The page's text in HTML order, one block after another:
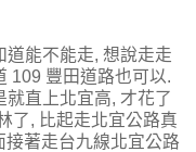
能不能走, 想說走走
109 豐田道路也可以.
直上北宜高, 才花了
了, 比起走北宜公路真
接著走台九線北宜公路